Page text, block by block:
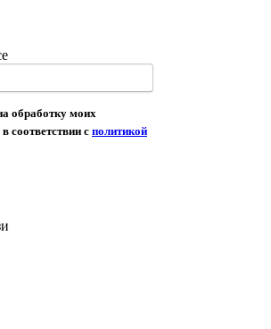
обработку моих
соответствии с политикой